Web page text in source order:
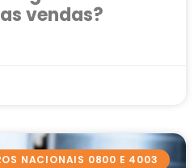
vendas?
NACIONAIS 0800 E 4003